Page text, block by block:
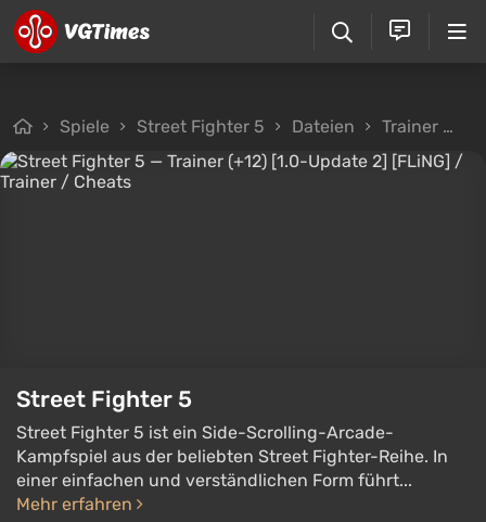
Spiele Street Fighter 5 Dateien Trainer
Street Fighter 5
Street Fighter 5 ist ein Side-Scrolling-Arcade-
Kampfspiel aus der beliebten Street Fighter-Reihe. In
einer einfachen und verständlichen Form führt...
Mehr erfahren